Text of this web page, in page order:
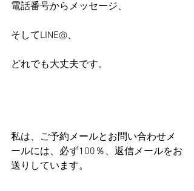
電話番号からメッセージ、
そしてLINE@、
どれでも大丈夫です。
私は、ご予約メールとお問い合わせメ
ールには、必ず100％、返信メールをお
送りしています。